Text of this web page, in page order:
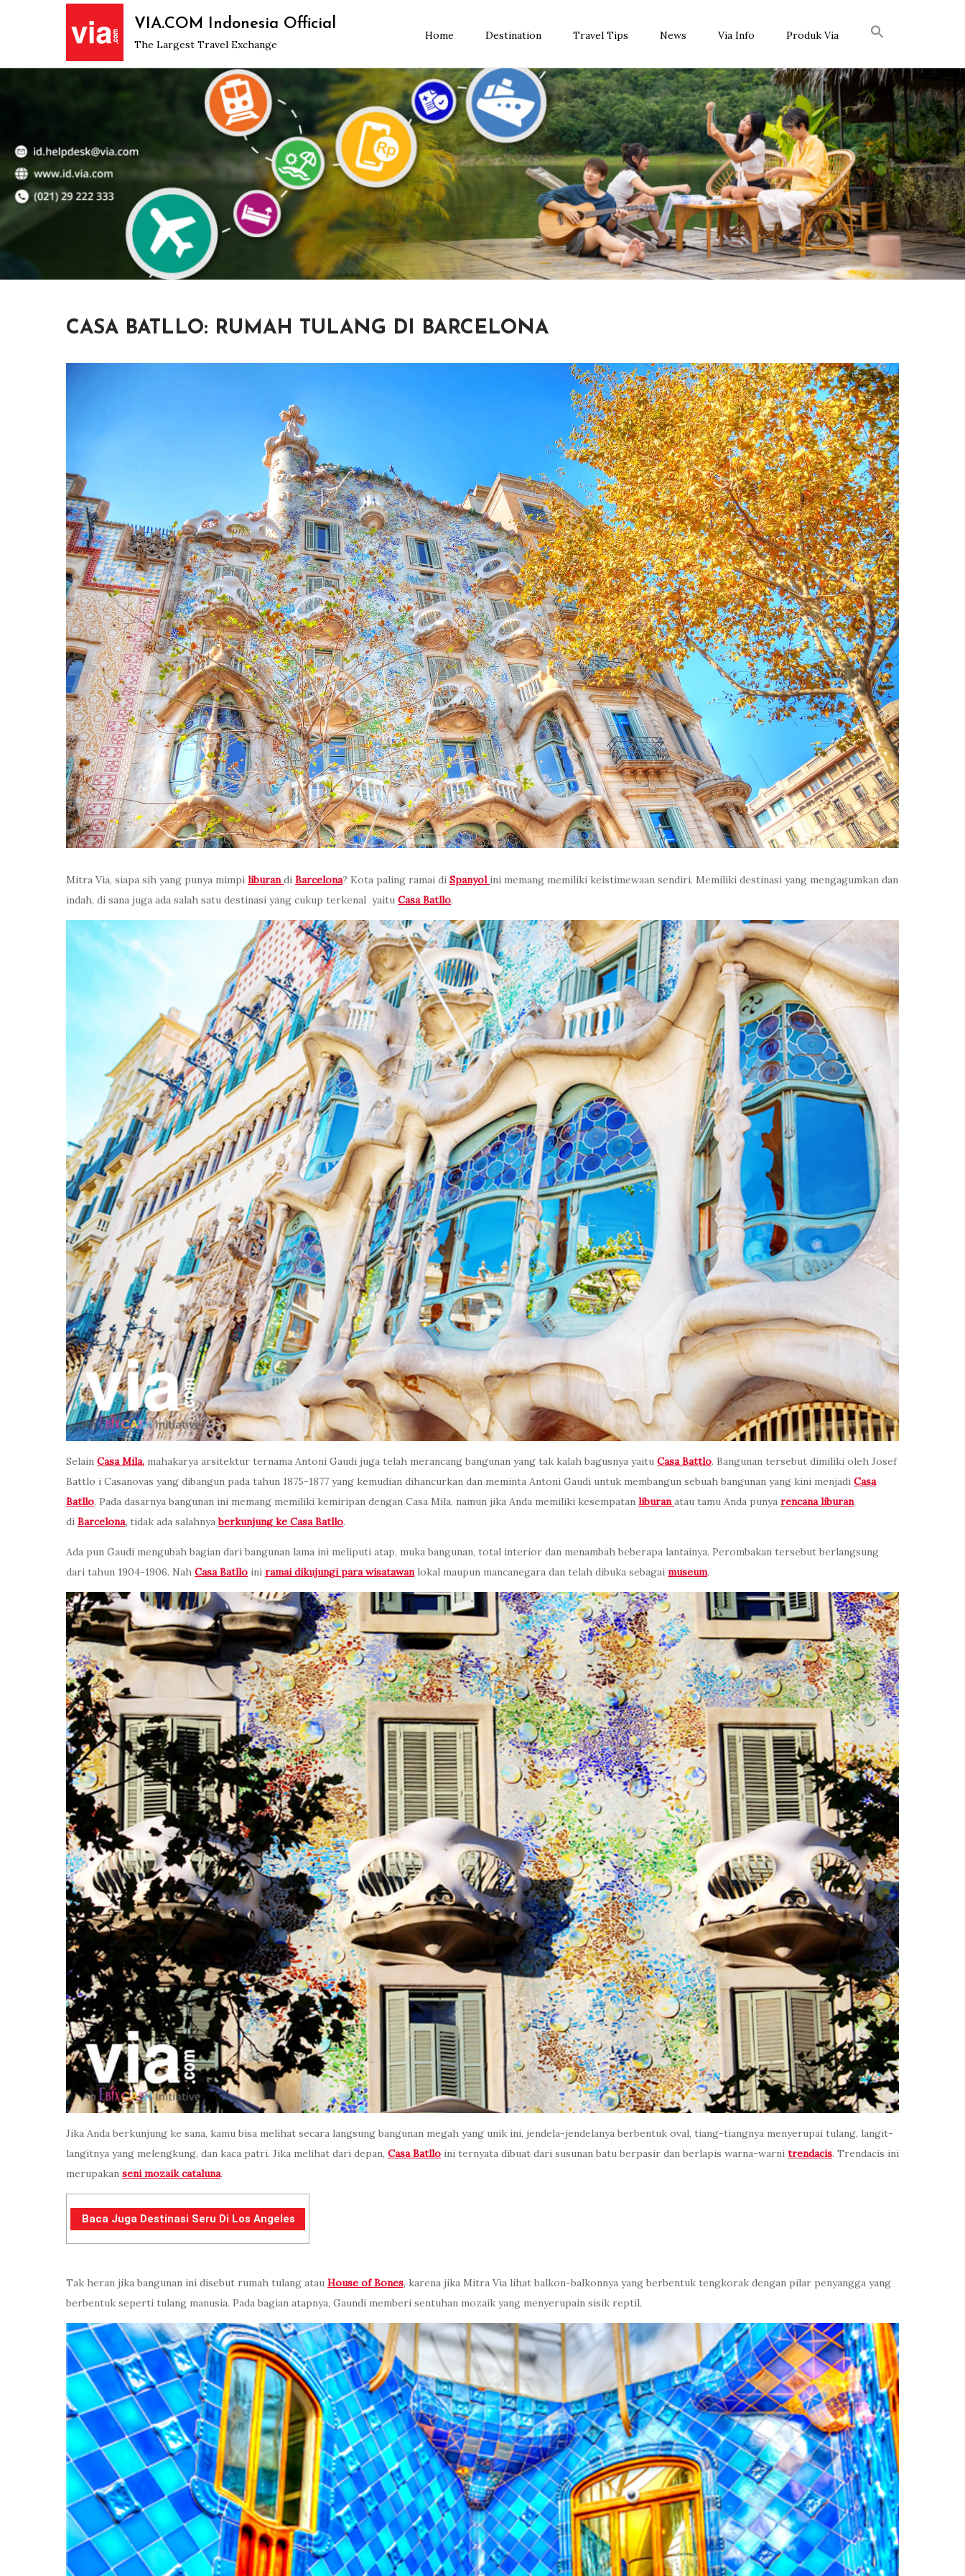
VIA.COM Indonesia Official
The Largest Travel Exchange
Home Destination Travel Tips News Via Info Produk Via
CASA BATLLO: RUMAH TULANG DI BARCELONA
Mitra Via, siapa sih yang punya mimpi liburandi Barcelona? Kota paling ramai di Spanyol ini memang memiliki keistimewaan sendiri. Memiliki destinasi yang mengagumkan dan
indah, di sana juga ada salah satu destinasi yang cukup terkenal yaitu Casa Batllo.
Selain Casa Mila, mahakarya arsitektur ternama Antoni Gaudi juga telah merancang bangunan yang tak kalah bagusnya yaitu Casa Battlo. Bangunan tersebut dimiliki oleh Josef
Battlo i Casanovas yang dibangun pada tahun 1875-1877 yang kemudian dihancurkan dan meminta Antoni Gaudi untuk membangun sebuah bangunan yang kini menjadi Casa
Batllo. Pada dasarnya bangunan ini memang memiliki kemiripan dengan Casa Mila, namun jika Anda memiliki kesempatan liburanatau tamu Anda punya rencana liburan
di Barcelona, tidak ada salahnyaberkunjung ke Casa Batllo.
Ada pun Gaudi mengubah bagian dari bangunan lama ini meliputi atap, muka bangunan, total interior dan menambah beberapa lantainya. Perombakan tersebut berlangsung
dari tahun 1904-1906. Nah Casa Batllo ini ramai dikujungi para wisatawanlokal maupun mancanegara dan telah dibuka sebagai museum.
Jika Anda berkunjung ke sana, kamu bisa melihat secara langsung bangunan megah yang unik ini, jendela-jendelanya berbentuk oval, tiang-tiangnya menyerupai tulang, langit-
langitnya yang melengkung, dan kaca patri. Jika melihat dari depan, Casa Batllo ini ternyata dibuat dari susunan batu berpasir dan berlapis warna-warni trendacis. Trendacis ini
merupakan seni mozaik cataluna.
Baca Juga Destinasi Seru Di Los Angeles
Tak heran jika bangunan ini disebut rumah tulang atau House of Bones, karena jika Mitra Via lihat balkon-balkonnya yang berbentuk tengkorak dengan pilar penyangga yang
berbentuk seperti tulang manusia. Pada bagian atapnya, Gaundi memberi sentuhan mozaik yang menyerupain sisik reptil.